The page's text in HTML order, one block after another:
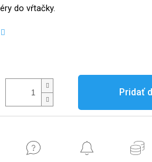
do vŕtačky.
Pridať